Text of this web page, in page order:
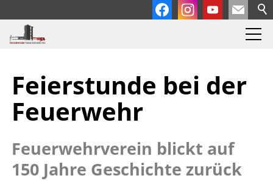
Feierstunde bei der
Feuerwehr
Feuerwehrverein blickt auf
150 Jahre Geschichte zurück